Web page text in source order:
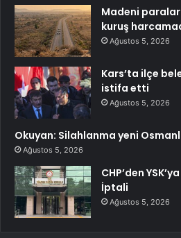
Madeni
kuruş
Ağustos 5, 2026
Kars’ta ilçe
istifa etti
Ağustos 5, 2026
Okuyan: Silahlanma yeni
Ağustos 5, 2026
CHP’den
İptali
Ağustos 5, 2026